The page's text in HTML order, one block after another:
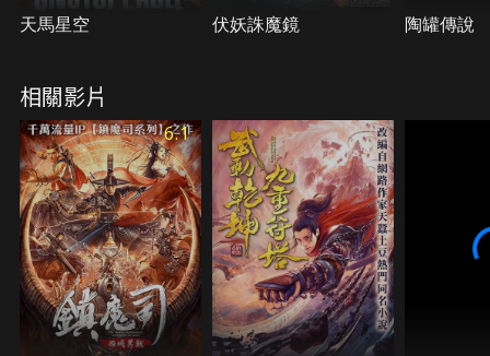
天馬星空 伏妖誅魔鏡 陶罐傳說
相關影片
6.1